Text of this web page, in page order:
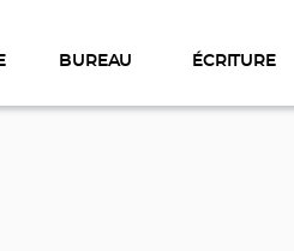
BUREAU ÉCRITURE